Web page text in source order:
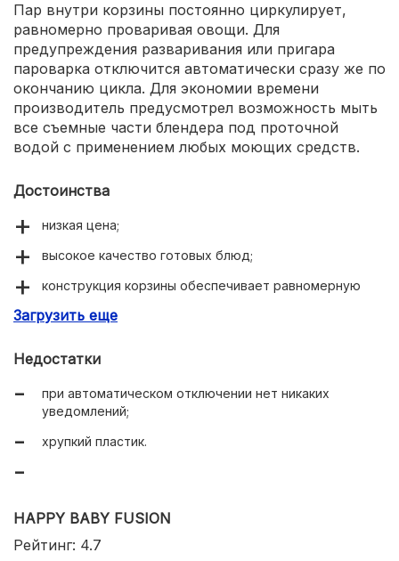
Пар внутри корзины постоянно циркулирует,
равномерно проваривая овощи. Для
предупреждения разваривания или пригара
пароварка отключится автоматически сразу же по
окончанию цикла. Для экономии времени
производитель предусмотрел возможность мыть
все съемные части блендера под проточной
водой с применением любых моющих средств.
Достоинства
низкая цена;
высокое качество готовых блюд;
конструкция корзины обеспечивает равномерную
Загрузить еще
Недостатки
при автоматическом отключении нет никаких
уведомлений;
хрупкий пластик.
HAPPY BABY FUSION
Рейтинг: 4.7